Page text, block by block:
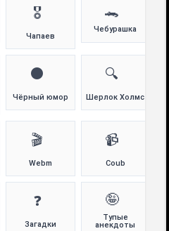
🎖️
Чапаев
🐊
Чебурашка
⚫
Чёрный юмор
🔍
Шерлок Холмс
🎬
Webm
📹
Coub
❓
Загадки
🤪
Тупые
анекдоты